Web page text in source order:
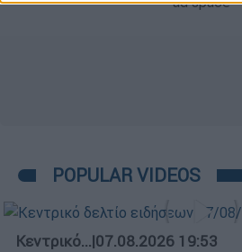
POPULAR VIDEOS
Κεντρικό...|07.08.2026 19:53